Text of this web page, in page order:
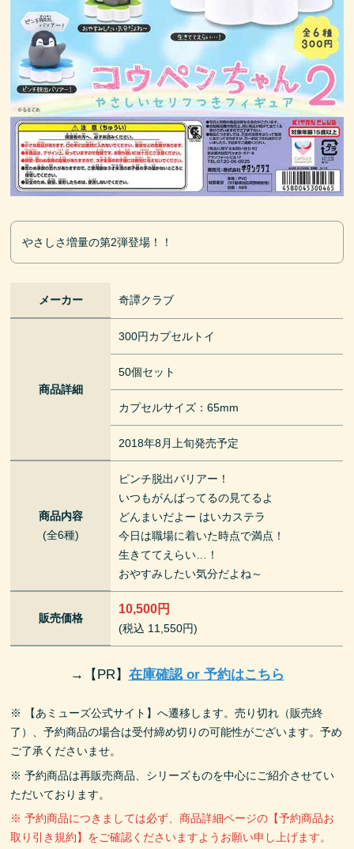
やさしさ増量の第2弾登場！！
メーカー 奇譚クラブ
商品詳細
300円カプセルトイ
50個セット
カプセルサイズ：65mm
2018年8月上旬発売予定
商品内容
(全6種)
ピンチ脱出バリアー！
いつもがんばってるの見てるよ
どんまいだよー はいカステラ
今日は職場に着いた時点で満点！
生きててえらい…！
おやすみしたい気分だよね～
販売価格
10,500円
(税込 11,550円)
→ 【PR】 在庫確認 or 予約はこちら
※ 【あミューズ公式サイト】へ遷移します。売り切れ（販売終
了）、予約商品の場合は受付締め切りの可能性がございます。予め
ご了承くださいませ。
※ 予約商品は再販売商品、シリーズものを中心にご紹介させてい
ただいております。
※ 予約商品につきましては必ず、商品詳細ページの【予約商品お
取り引き規約】をご確認くださいますようお願い申し上げます。